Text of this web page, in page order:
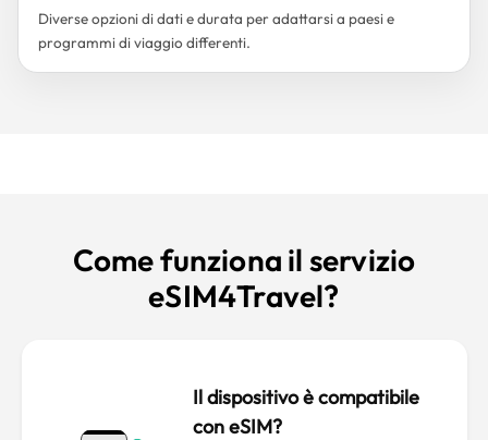
Diverse opzioni di dati e durata per adattarsi a paesi e
programmi di viaggio differenti.
Come funziona il servizio
eSIM4Travel?
Il dispositivo è compatibile
con eSIM?